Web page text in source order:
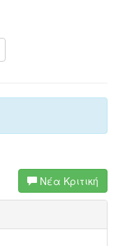
Νέα Κριτική